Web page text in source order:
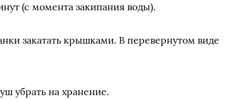
(с момента закипания воды).
закатать крышками. В перевернутом виде
убрать на хранение.